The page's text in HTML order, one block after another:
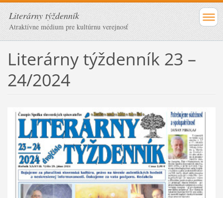
Literárny týždenník
Atraktívne médium pre kultúrnu verejnosť
Literárny týždenník 23 –
24/2024